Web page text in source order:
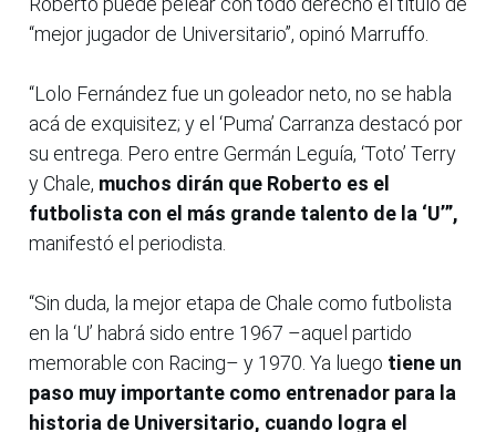
“mejor jugador de Universitario”, opinó Marruffo.
“Lolo Fernández fue un goleador neto, no se habla
acá de exquisitez; y el ‘Puma’ Carranza destacó por
su entrega. Pero entre Germán Leguía, ‘Toto’ Terry
y Chale, muchos dirán que Roberto es el
futbolista con el más grande talento de la ‘U’”,
manifestó el periodista.
“Sin duda, la mejor etapa de Chale como futbolista
en la ‘U’ habrá sido entre 1967 –aquel partido
memorable con Racing– y 1970. Ya luego tiene un
paso muy importante como entrenador para la
historia de Universitario, cuando logra el